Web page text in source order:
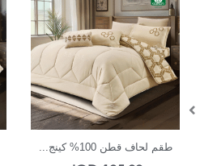
In Stock
طقم لحاف قطن 100% كينج...